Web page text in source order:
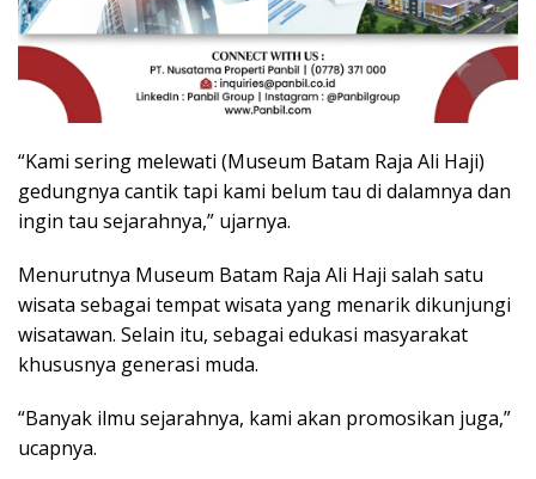
“Kami sering melewati (Museum Batam Raja Ali Haji)
gedungnya cantik tapi kami belum tau di dalamnya dan
ingin tau sejarahnya,” ujarnya.
Menurutnya Museum Batam Raja Ali Haji salah satu
wisata sebagai tempat wisata yang menarik dikunjungi
wisatawan. Selain itu, sebagai edukasi masyarakat
khususnya generasi muda.
“Banyak ilmu sejarahnya, kami akan promosikan juga,”
ucapnya.